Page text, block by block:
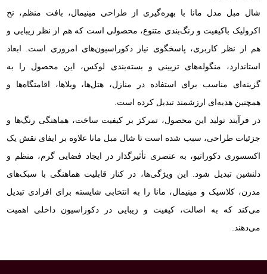
شال مبل مدل مانا با بهره‌گیری از طراحی مینیمال، بافت منظم، نخ
اکرولیک باکیفیت و رنگ‌بندی متنوع، محصولی است که هم از نظر زیبایی و
هم از نظر کاربری، پاسخگوی نیاز دکوراسیون‌های امروزی است. ابعاد
استاندارد، منگوله‌های تزیینی و بسته‌بندی لوکس، این محصول را به
گزینه‌ای مناسب برای استفاده در منازل، هتل‌ها، ویلاها، اقامتگاه‌ها و
همچنین هدیه‌ای ارزشمند تبدیل کرده است.
در فرآیند تولید این محصول، تمرکز بر کیفیت ساخت، هماهنگی رنگ‌ها و
جزئیات طراحی، سبب شده است تا شال مبل مانا علاوه بر ایفای نقش یک
اکسسوری دکوراتیو، به عنصری تأثیرگذار در ایجاد فضایی گرم، منظم و
دلنشین تبدیل شود. این ویژگی‌ها، در کنار قابلیت هماهنگی با سبک‌های
مدرن، کلاسیک و مینیمال، مانا را به انتخابی شایسته برای افرادی تبدیل
می‌کند که به اصالت، کیفیت و زیبایی در دکوراسیون داخلی اهمیت
می‌دهند.